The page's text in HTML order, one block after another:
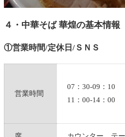
４・中華そば 華煌の基本情報
①営業時間/定休日/ＳＮＳ
営業時間
07：30-09：10
11：00-14：00